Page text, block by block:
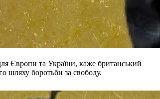
Європи та України, каже британський
шляху боротьби за свободу.